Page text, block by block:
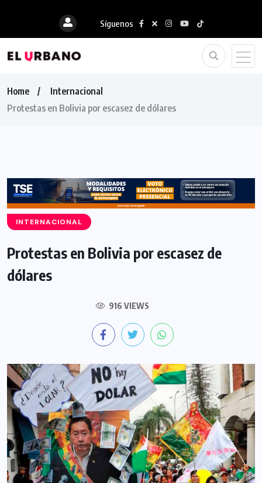
Síguenos
Home
Internacional
Protestas en Bolivia por escasez de dólares
INTERNACIONAL
Protestas en Bolivia por escasez de
dólares
916 VIEWS